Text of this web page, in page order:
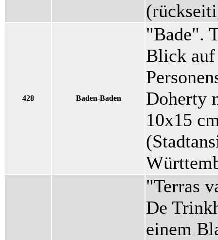
428 Baden-Baden
"Bade".
Blick auf
Doherty
10x15
"Terras
De
einem